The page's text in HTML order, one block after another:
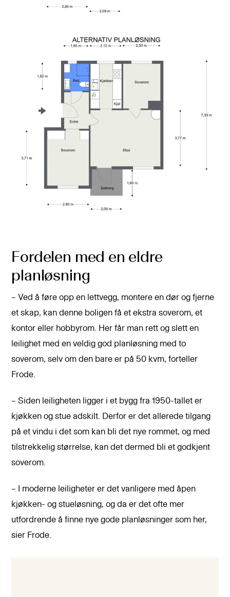
Fordelen med en eldre
planløsning
– Ved å føre opp en lettvegg, montere en dør og fjerne
et skap, kan denne boligen få et ekstra soverom, et
kontor eller hobbyrom. Her får man rett og slett en
leilighet med en veldig god planløsning med to
soverom, selv om den bare er på 50 kvm, forteller
Frode.
– Siden leiligheten ligger i et bygg fra 1950-tallet er
kjøkken og stue adskilt. Derfor er det allerede tilgang
på et vindu i det som kan bli det nye rommet, og med
tilstrekkelig størrelse, kan det dermed bli et godkjent
soverom.
– I moderne leiligheter er det vanligere med åpen
kjøkken- og stueløsning, og da er det ofte mer
utfordrende å finne nye gode planløsninger som her,
sier Frode.